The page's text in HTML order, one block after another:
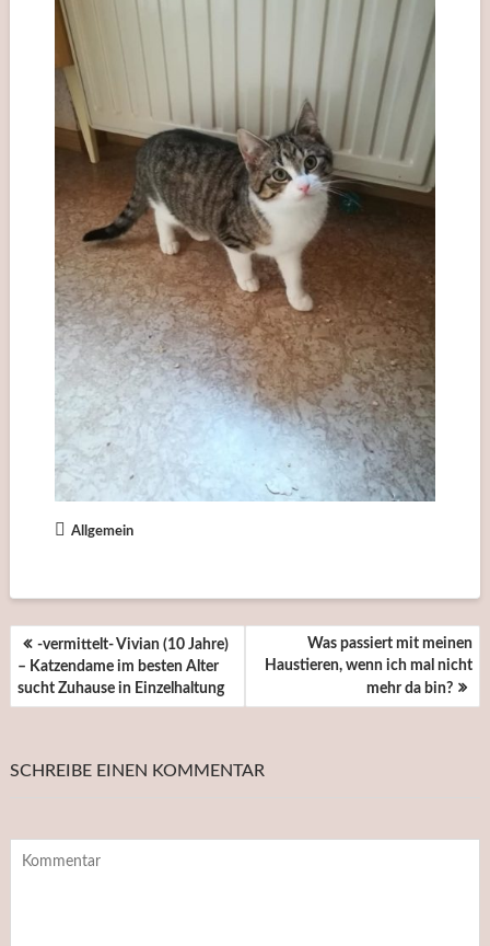
Allgemein
BEITRAGSNAVIGATION
-vermittelt- Vivian (10 Jahre)
– Katzendame im besten Alter
sucht Zuhause in Einzelhaltung
Was passiert mit meinen
Haustieren, wenn ich mal nicht
mehr da bin?
SCHREIBE EINEN KOMMENTAR